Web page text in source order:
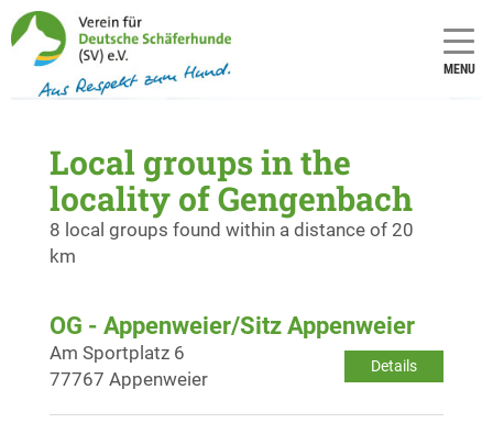
MENU
Local groups in the
locality of Gengenbach
8 local groups found within a distance of 20
km
OG - Appenweier/Sitz Appenweier
Details
Am Sportplatz 6
77767 Appenweier